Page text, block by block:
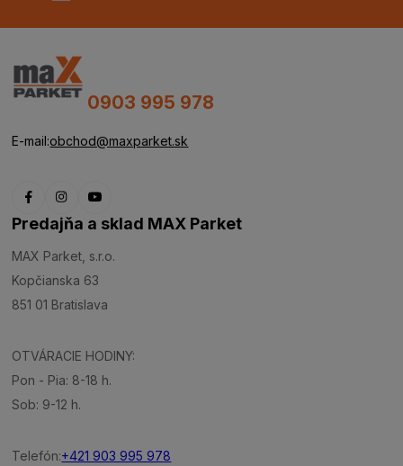
0903 995 978
E-mail:obchod@maxparket.sk
Predajňa a sklad MAX Parket
MAX Parket, s.r.o.
Kopčianska 63
851 01 Bratislava
OTVÁRACIE HODINY:
Pon - Pia: 8-18 h.
Sob: 9-12 h.
Telefón:+421 903 995 978